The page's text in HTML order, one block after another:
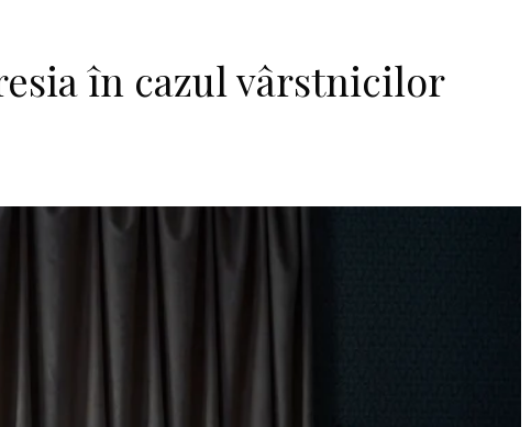
în cazul vârstnicilor